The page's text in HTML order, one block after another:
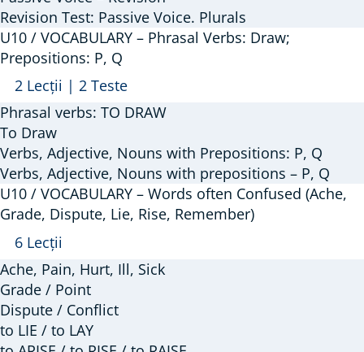
Revision Test: Passive Voice. Plurals
U10 / VOCABULARY – Phrasal Verbs: Draw;
Prepositions: P, Q
Arată
U10
/
VOCABULARY
–
Phrasal
Verbs:
Draw;
Prepositions:
P,
Q
2 Lecții | 2 Teste
Phrasal verbs: TO DRAW
To Draw
Verbs, Adjective, Nouns with Prepositions: P, Q
Verbs, Adjective, Nouns with prepositions – P, Q
U10 / VOCABULARY – Words often Confused (Ache,
Grade, Dispute, Lie, Rise, Remember)
Arată
U10
/
VOCABULARY
–
Words
6 Lecții
Ache, Pain, Hurt, Ill, Sick
Grade / Point
Dispute / Conflict
to LIE / to LAY